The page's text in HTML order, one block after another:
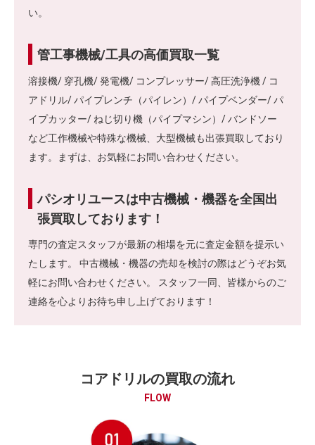
い。
管工事機械/工具の高価買取一覧
溶接機/ 穿孔機/ 発電機/ コンプレッサー/ 高圧洗浄機 / コ
アドリル/ パイプレンチ（パイレン）/ パイプベンダー/ パ
イプカッター/ ねじ切り機（パイプマシン）/ バンドソー
など工作機械や特殊な機械、大型機械も出張買取しており
ます。まずは、お気軽にお問い合わせください。
パシオリユースは中古機械・機器を全国出
張買取しております！
専門の査定スタッフが最新の相場を元に査定金額を提示い
たします。 中古機械・機器の売却を検討の際はどうぞお気
軽にお問い合わせください。 スタッフ一同、皆様からのご
連絡を心よりお待ち申し上げております！
コアドリルの買取の流れ
FLOW